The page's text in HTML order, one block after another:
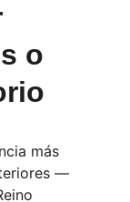
o
más
—